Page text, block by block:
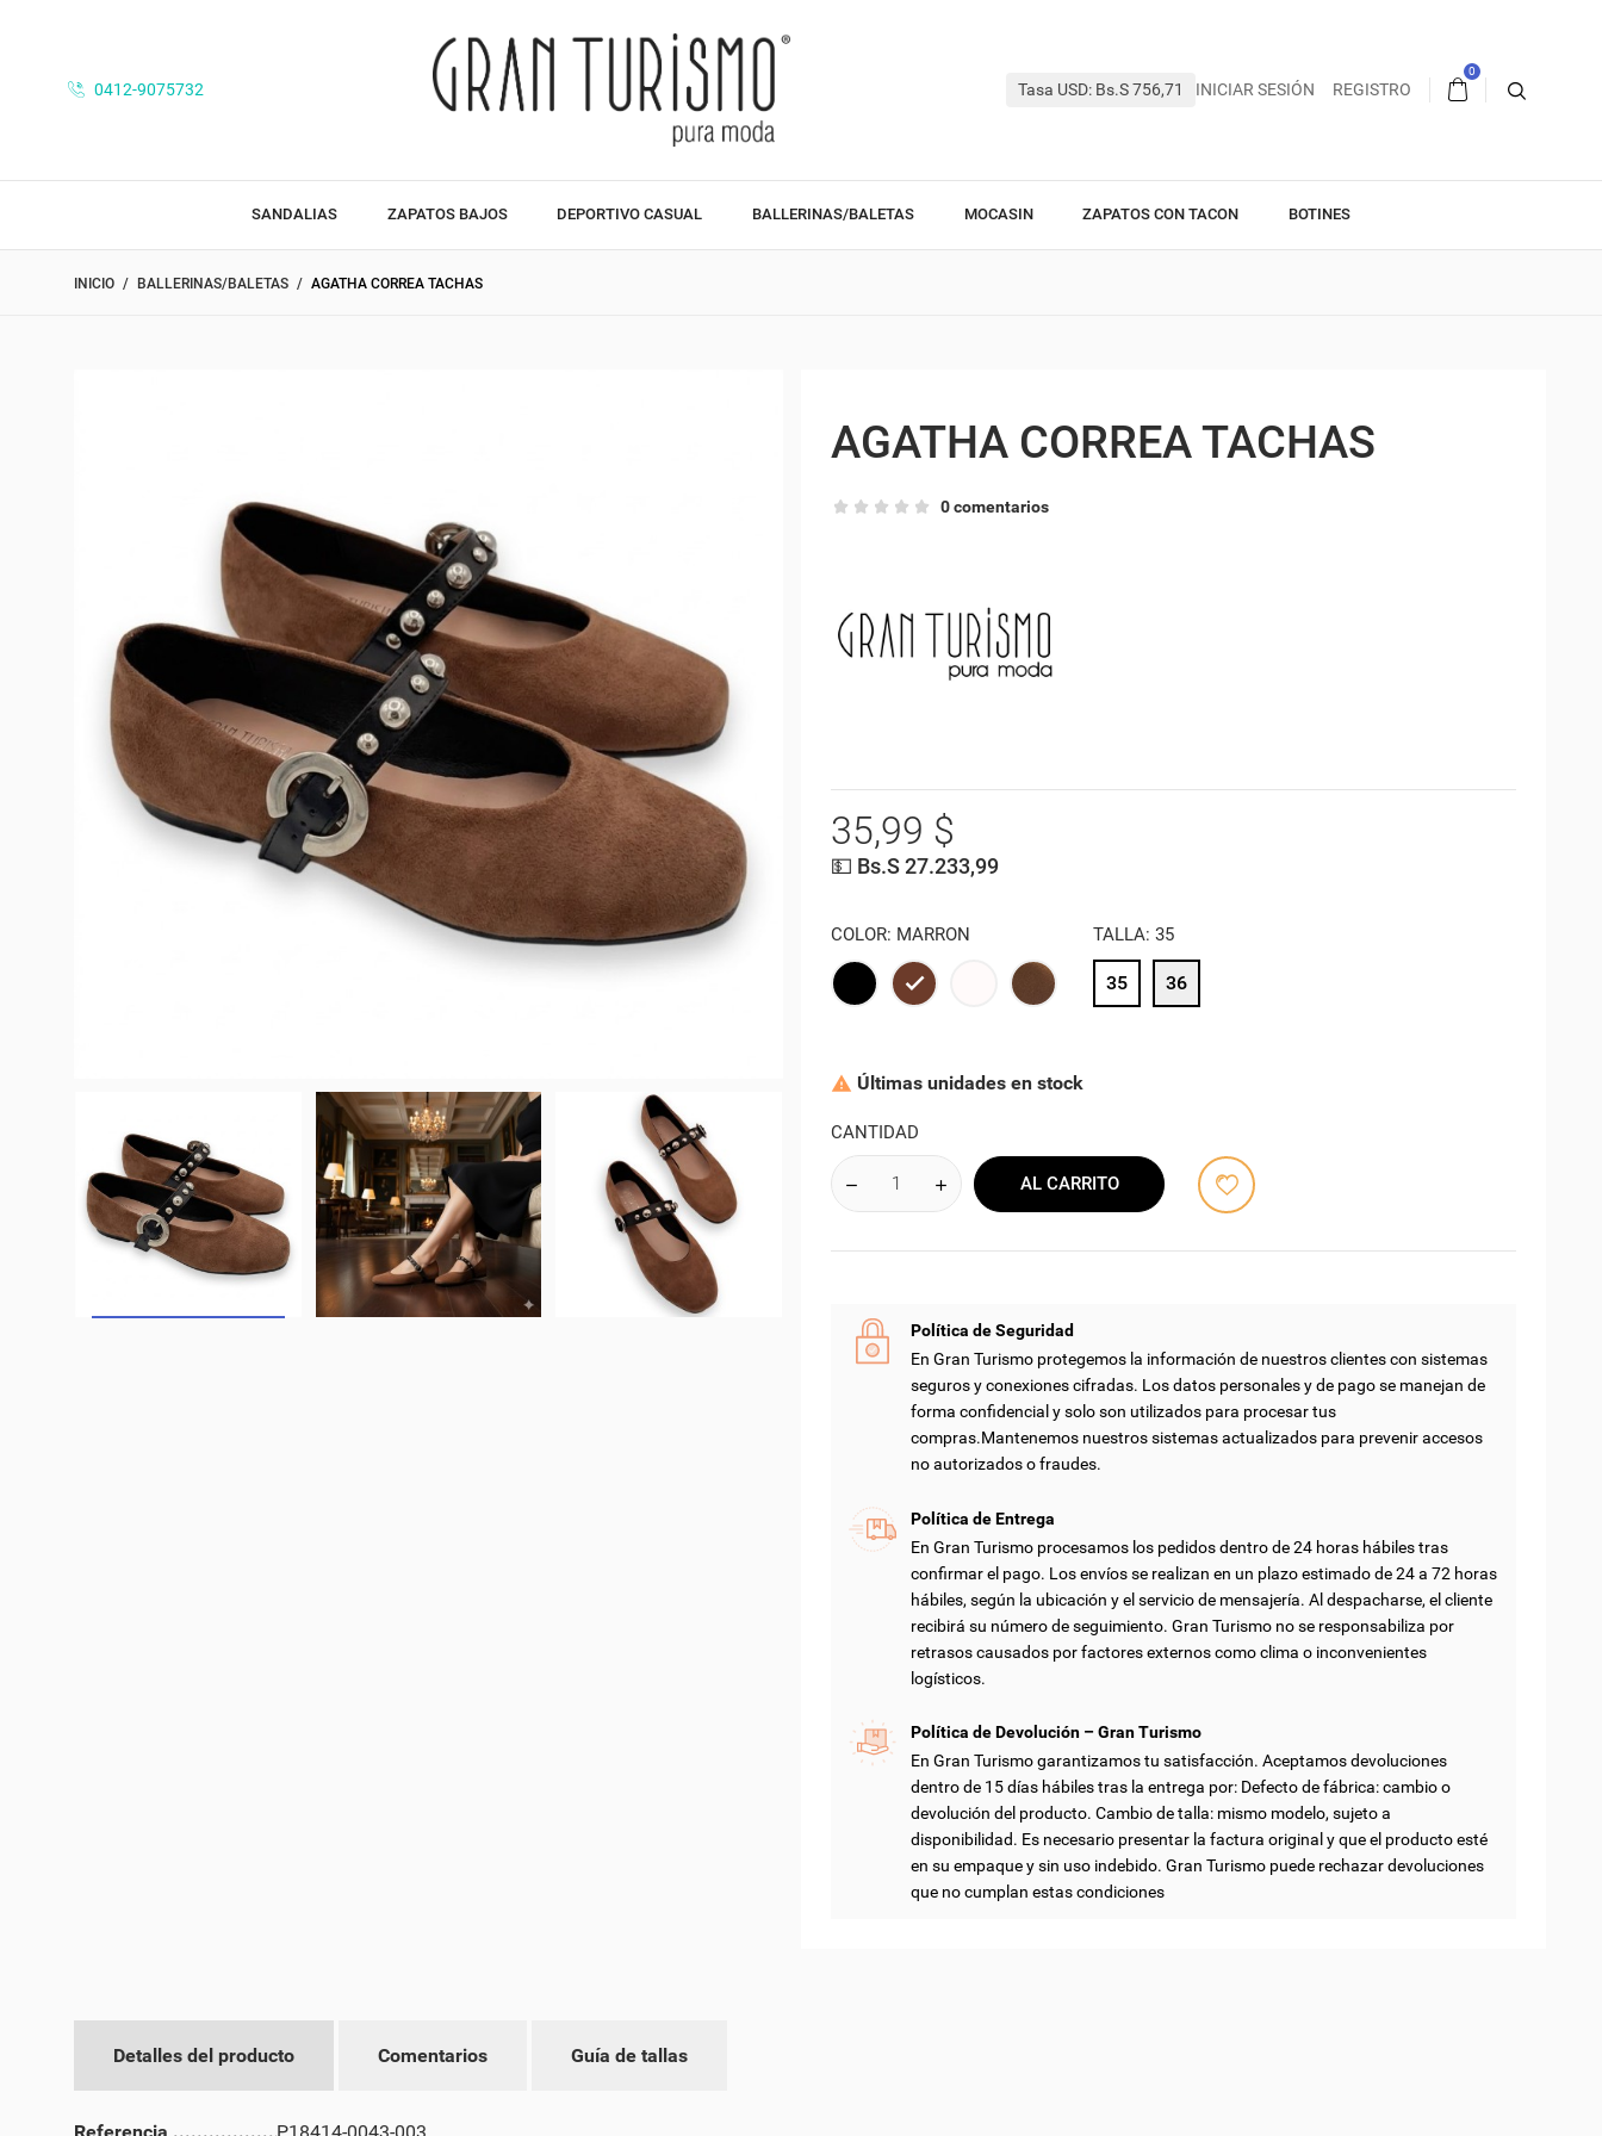
0412-9075732 Tasa USD: Bs.S 756,71 INICIAR SESIÓN REGISTRO
0
SANDALIAS ZAPATOS BAJOS DEPORTIVO CASUAL BALLERINAS/BALETAS MOCASIN ZAPATOS CON TACON BOTINES
INICIO BALLERINAS/BALETAS AGATHA CORREA TACHAS
AGATHA CORREA TACHAS
0 comentarios
35,99 $
💵 Bs.S 27.233,99
COLOR: MARRON
NEGROMARRONHIELO CAMEL
TALLA: 35
35 36
 Últimas unidades en stock
CANTIDAD
AL CARRITO
Política de Seguridad
En Gran Turismo protegemos la información de nuestros clientes con sistemas
seguros y conexiones cifradas. Los datos personales y de pago se manejan de
forma confidencial y solo son utilizados para procesar tus
compras.Mantenemos nuestros sistemas actualizados para prevenir accesos
no autorizados o fraudes.
Política de Entrega
En Gran Turismo procesamos los pedidos dentro de 24 horas hábiles tras
confirmar el pago. Los envíos se realizan en un plazo estimado de 24 a 72 horas
hábiles, según la ubicación y el servicio de mensajería. Al despacharse, el cliente
recibirá su número de seguimiento. Gran Turismo no se responsabiliza por
retrasos causados por factores externos como clima o inconvenientes
logísticos.
Política de Devolución – Gran Turismo
En Gran Turismo garantizamos tu satisfacción. Aceptamos devoluciones
dentro de 15 días hábiles tras la entrega por: Defecto de fábrica: cambio o
devolución del producto. Cambio de talla: mismo modelo, sujeto a
disponibilidad. Es necesario presentar la factura original y que el producto esté
en su empaque y sin uso indebido. Gran Turismo puede rechazar devoluciones
que no cumplan estas condiciones
Detalles del producto Comentarios Guía de tallas